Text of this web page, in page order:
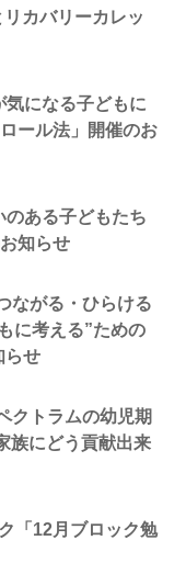
カバリーカレッ
になる子どもに
ール法」開催のお
ある子どもたち
知らせ
ながる・ひらける
に考える”ための
らせ
クトラムの幼児期
族にどう貢献出来
「12月ブロック勉